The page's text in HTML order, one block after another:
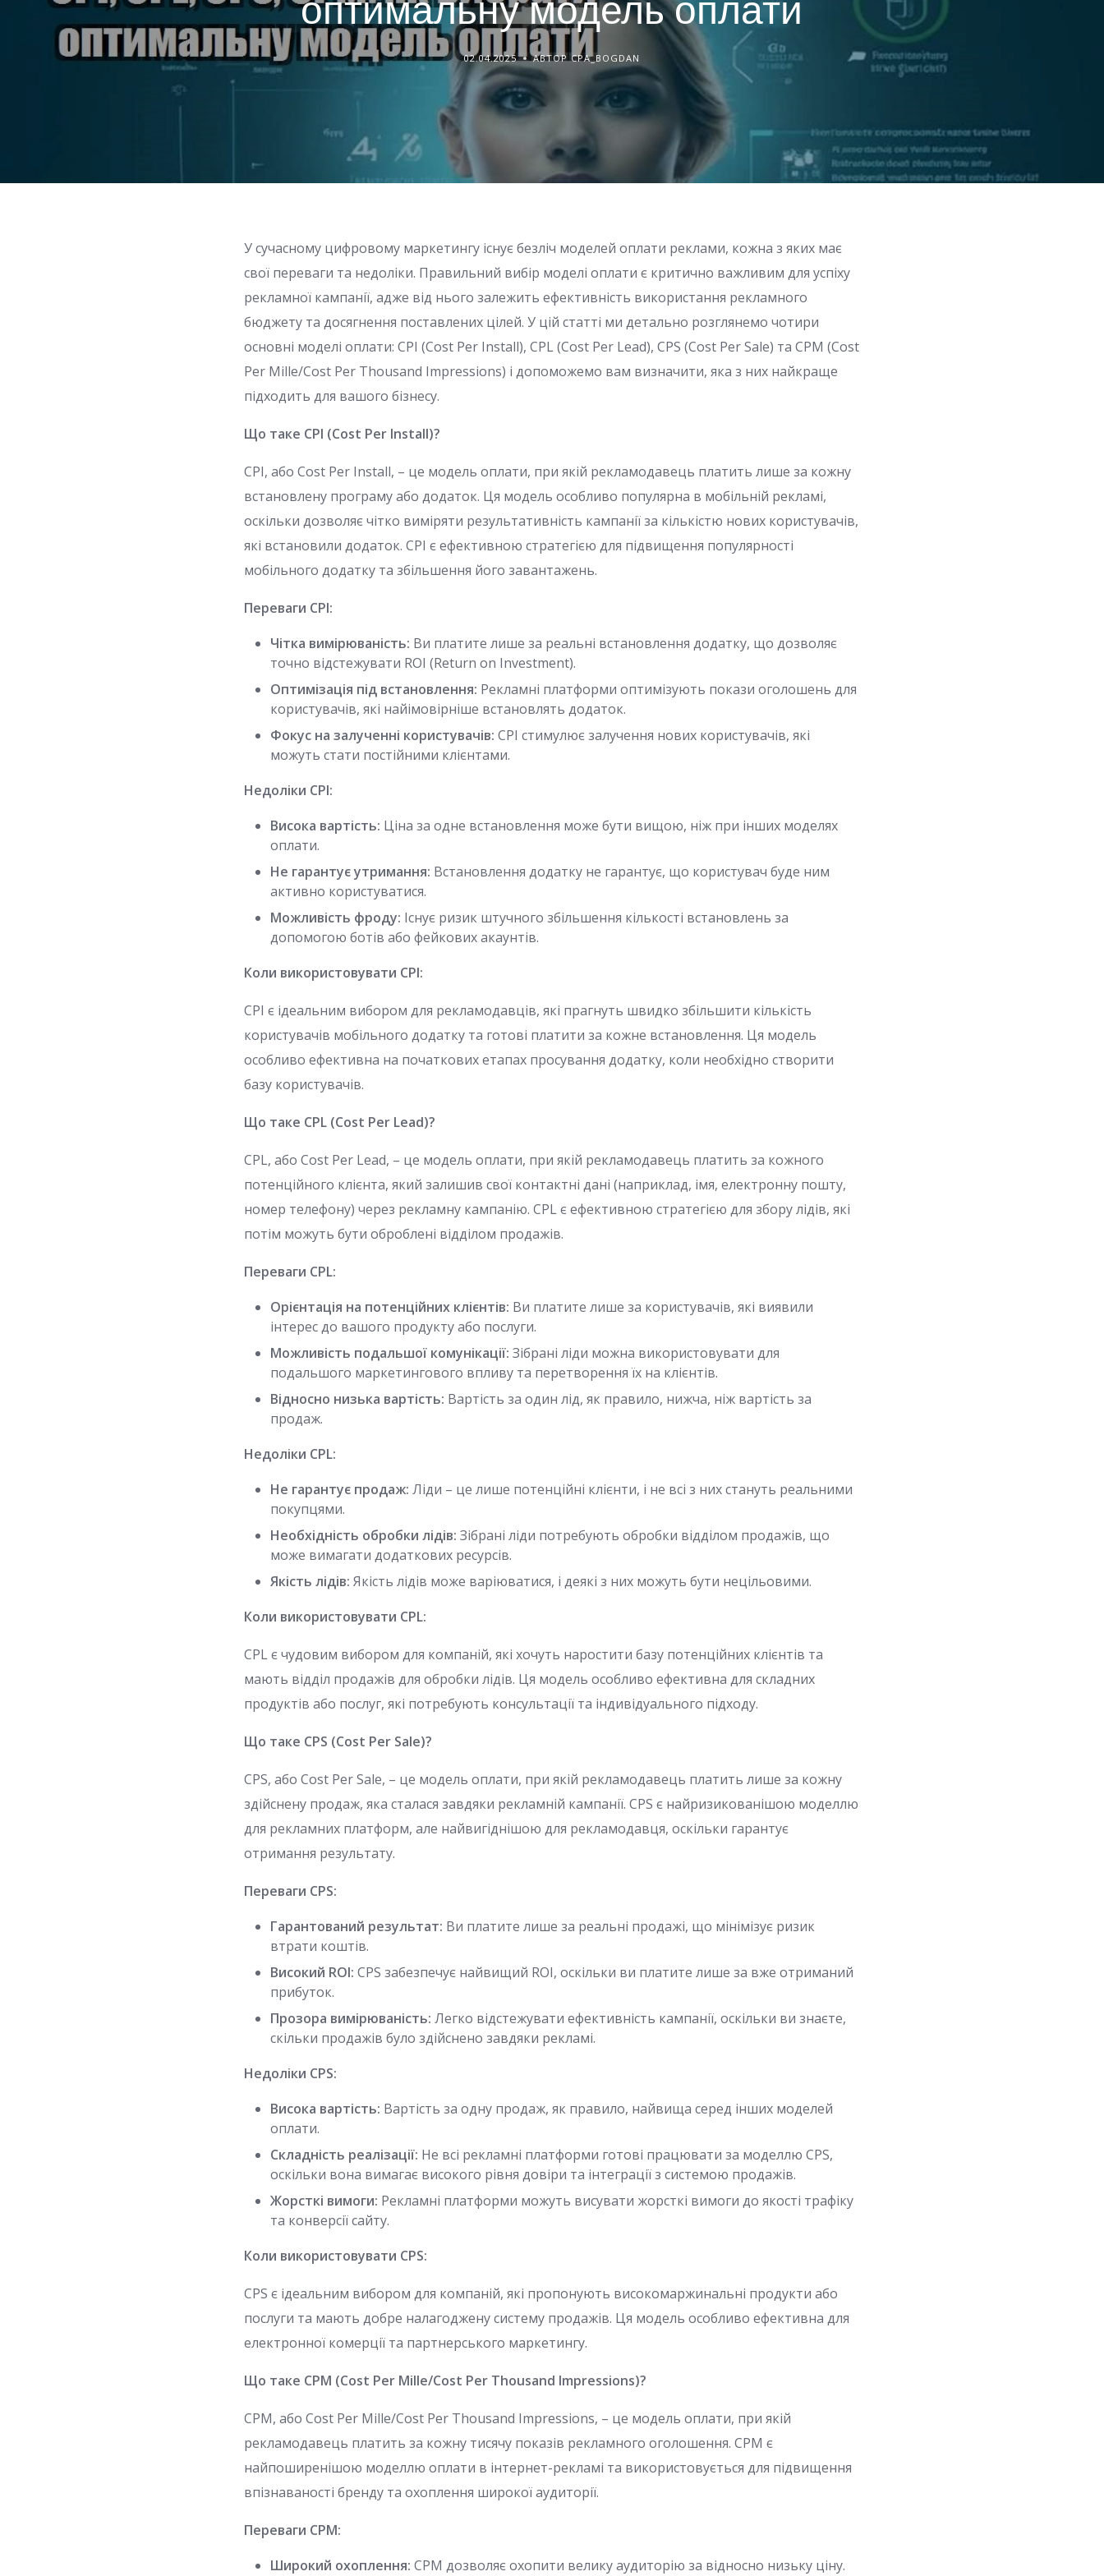
02.04.2025 АВТОР CPA_BOGDAN
У сучасному цифровому маркетингу існує безліч моделей оплати реклами, кожна з яких має
свої переваги та недоліки. Правильний вибір моделі оплати є критично важливим для успіху
рекламної кампанії, адже від нього залежить ефективність використання рекламного
бюджету та досягнення поставлених цілей. У цій статті ми детально розглянемо чотири
основні моделі оплати: CPI (Cost Per Install), CPL (Cost Per Lead), CPS (Cost Per Sale) та CPM (Cost
Per Mille/Cost Per Thousand Impressions) і допоможемо вам визначити, яка з них найкраще
підходить для вашого бізнесу.
Що таке CPI (Cost Per Install)?
CPI, або Cost Per Install, – це модель оплати, при якій рекламодавець платить лише за кожну
встановлену програму або додаток. Ця модель особливо популярна в мобільній рекламі,
оскільки дозволяє чітко виміряти результативність кампанії за кількістю нових користувачів,
які встановили додаток. CPI є ефективною стратегією для підвищення популярності
мобільного додатку та збільшення його завантажень.
Переваги CPI:
Чітка вимірюваність: Ви платите лише за реальні встановлення додатку, що дозволяє
точно відстежувати ROI (Return on Investment).
Оптимізація під встановлення: Рекламні платформи оптимізують покази оголошень для
користувачів, які найімовірніше встановлять додаток.
Фокус на залученні користувачів: CPI стимулює залучення нових користувачів, які
можуть стати постійними клієнтами.
Недоліки CPI:
Висока вартість: Ціна за одне встановлення може бути вищою, ніж при інших моделях
оплати.
Не гарантує утримання: Встановлення додатку не гарантує, що користувач буде ним
активно користуватися.
Можливість фроду: Існує ризик штучного збільшення кількості встановлень за
допомогою ботів або фейкових акаунтів.
Коли використовувати CPI:
CPI є ідеальним вибором для рекламодавців, які прагнуть швидко збільшити кількість
користувачів мобільного додатку та готові платити за кожне встановлення. Ця модель
особливо ефективна на початкових етапах просування додатку, коли необхідно створити
базу користувачів.
Що таке CPL (Cost Per Lead)?
CPL, або Cost Per Lead, – це модель оплати, при якій рекламодавець платить за кожного
потенційного клієнта, який залишив свої контактні дані (наприклад, імя, електронну пошту,
номер телефону) через рекламну кампанію. CPL є ефективною стратегією для збору лідів, які
потім можуть бути оброблені відділом продажів.
Переваги CPL:
Орієнтація на потенційних клієнтів: Ви платите лише за користувачів, які виявили
інтерес до вашого продукту або послуги.
Можливість подальшої комунікації: Зібрані ліди можна використовувати для
подальшого маркетингового впливу та перетворення їх на клієнтів.
Відносно низька вартість: Вартість за один лід, як правило, нижча, ніж вартість за
продаж.
Недоліки CPL:
Не гарантує продаж: Ліди – це лише потенційні клієнти, і не всі з них стануть реальними
покупцями.
Необхідність обробки лідів: Зібрані ліди потребують обробки відділом продажів, що
може вимагати додаткових ресурсів.
Якість лідів: Якість лідів може варіюватися, і деякі з них можуть бути нецільовими.
Коли використовувати CPL:
CPL є чудовим вибором для компаній, які хочуть наростити базу потенційних клієнтів та
мають відділ продажів для обробки лідів. Ця модель особливо ефективна для складних
продуктів або послуг, які потребують консультації та індивідуального підходу.
Що таке CPS (Cost Per Sale)?
CPS, або Cost Per Sale, – це модель оплати, при якій рекламодавець платить лише за кожну
здійснену продаж, яка сталася завдяки рекламній кампанії. CPS є найризикованішою моделлю
для рекламних платформ, але найвигіднішою для рекламодавця, оскільки гарантує
отримання результату.
Переваги CPS:
Гарантований результат: Ви платите лише за реальні продажі, що мінімізує ризик
втрати коштів.
Високий ROI: CPS забезпечує найвищий ROI, оскільки ви платите лише за вже отриманий
прибуток.
Прозора вимірюваність: Легко відстежувати ефективність кампанії, оскільки ви знаєте,
скільки продажів було здійснено завдяки рекламі.
Недоліки CPS:
Висока вартість: Вартість за одну продаж, як правило, найвища серед інших моделей
оплати.
Складність реалізації: Не всі рекламні платформи готові працювати за моделлю CPS,
оскільки вона вимагає високого рівня довіри та інтеграції з системою продажів.
Жорсткі вимоги: Рекламні платформи можуть висувати жорсткі вимоги до якості трафіку
та конверсії сайту.
Коли використовувати CPS:
CPS є ідеальним вибором для компаній, які пропонують високомаржинальні продукти або
послуги та мають добре налагоджену систему продажів. Ця модель особливо ефективна для
електронної комерції та партнерського маркетингу.
Що таке CPM (Cost Per Mille/Cost Per Thousand Impressions)?
CPM, або Cost Per Mille/Cost Per Thousand Impressions, – це модель оплати, при якій
рекламодавець платить за кожну тисячу показів рекламного оголошення. CPM є
найпоширенішою моделлю оплати в інтернет-рекламі та використовується для підвищення
впізнаваності бренду та охоплення широкої аудиторії.
Переваги CPM:
Широкий охоплення: CPM дозволяє охопити велику аудиторію за відносно низьку ціну.